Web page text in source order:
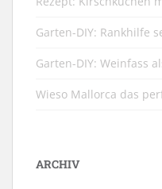
Garten-DIY: Rankhilfe
Garten-DIY: Weinfass
Wieso Mallorca das
ARCHIV